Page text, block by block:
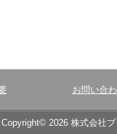
お問い合
Copyright© 2026 株式会社